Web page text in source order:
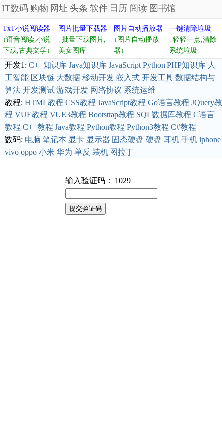
IT数码 购物 网址 头条 软件 日历 阅读 图书馆
TxT小说阅读器
↓语音阅读,小说
下载,古典文学↓
图片批量下载器
↓批量下载图片,
美女图库↓
图片自动播放器
↓图片自动播放
器↓
一键清除垃圾
↓轻轻一点,清除
系统垃圾↓
开发1: C++知识库 Java知识库 JavaScript Python PHP知识库 人
工智能 区块链 大数据 移动开发 嵌入式 开发工具 数据结构与
算法 开发测试 游戏开发 网络协议 系统运维
教程: HTML教程 CSS教程 JavaScript教程 Go语言教程 JQuery教
程 VUE教程 VUE3教程 Bootstrap教程 SQL数据库教程 C语言
教程 C++教程 Java教程 Python教程 Python3教程 C#教程
数码: 电脑 笔记本 显卡 显示器 固态硬盘 硬盘 耳机 手机 iphone
vivo oppo 小米 华为 单反 装机 图拉丁
输入验证码： 1029